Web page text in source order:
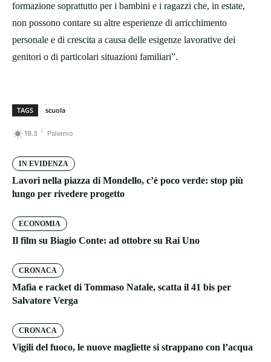
formazione soprattutto per i bambini e i ragazzi che, in estate,
non possono contare su altre esperienze di arricchimento
personale e di crescita a causa delle esigenze lavorative dei
genitori o di particolari situazioni familiari”.
TAGS scuola
19.3 C Palermo
IN EVIDENZA
Lavori nella piazza di Mondello, c’è poco verde: stop più
lungo per rivedere progetto
ECONOMIA
Il film su Biagio Conte: ad ottobre su Rai Uno
CRONACA
Mafia e racket di Tommaso Natale, scatta il 41 bis per
Salvatore Verga
CRONACA
Vigili del fuoco, le nuove magliette si strappano con l’acqua